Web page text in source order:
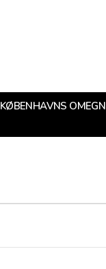
KØBENHAVNS OMEGN